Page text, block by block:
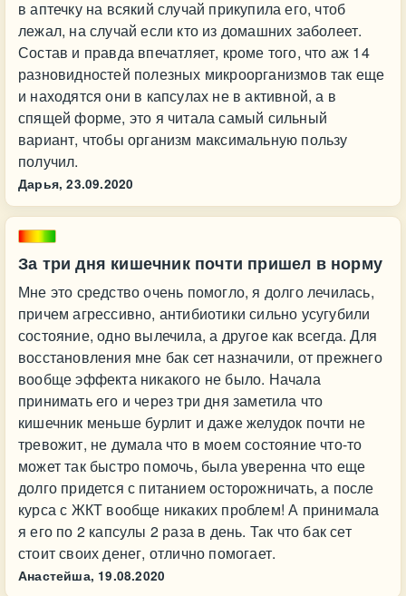
в аптечку на всякий случай прикупила его, чтоб
лежал, на случай если кто из домашних заболеет.
Состав и правда впечатляет, кроме того, что аж 14
разновидностей полезных микроорганизмов так еще
и находятся они в капсулах не в активной, а в
спящей форме, это я читала самый сильный
вариант, чтобы организм максимальную пользу
получил.
Дарья, 23.09.2020
За три дня кишечник почти пришел в норму
Мне это средство очень помогло, я долго лечилась,
причем агрессивно, антибиотики сильно усугубили
состояние, одно вылечила, а другое как всегда. Для
восстановления мне бак сет назначили, от прежнего
вообще эффекта никакого не было. Начала
принимать его и через три дня заметила что
кишечник меньше бурлит и даже желудок почти не
тревожит, не думала что в моем состояние что-то
может так быстро помочь, была уверенна что еще
долго придется с питанием осторожничать, а после
курса с ЖКТ вообще никаких проблем! А принимала
я его по 2 капсулы 2 раза в день. Так что бак сет
стоит своих денег, отлично помогает.
Анастейша, 19.08.2020